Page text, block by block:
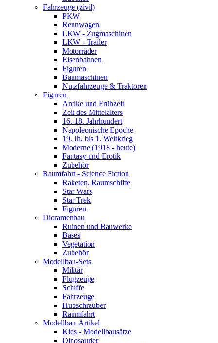
Fahrzeuge (zivil)
PKW
Rennwagen
LKW - Zugmaschinen
LKW - Trailer
Motorräder
Eisenbahnen
Figuren
Baumaschinen
Nutzfahrzeuge & Traktoren
Figuren
Antike und Frühzeit
Zeit des Mittelalters
16.-18. Jahrhundert
Napoleonische Epoche
19. Jh. bis 1. Weltkrieg
Moderne (1918 - heute)
Fantasy und Erotik
Zubehör
Raumfahrt - Science Fiction
Raketen, Raumschiffe
Star Wars
Star Trek
Figuren
Dioramenbau
Ruinen und Bauwerke
Bases
Vegetation
Zubehör
Modellbau-Sets
Militär
Flugzeuge
Schiffe
Fahrzeuge
Hubschrauber
Raumfahrt
Modellbau-Artikel
Kids - Modellbausätze
Dinosaurier